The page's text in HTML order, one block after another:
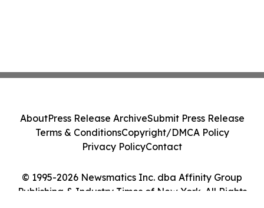
© 1995-2026 Newsmatics Inc. dba Affinity Group
Publishing & Industry Times of New York. All Rights
AboutPress Release ArchiveSubmit Press Release
Terms & ConditionsCopyright/DMCA Policy
Privacy PolicyContact